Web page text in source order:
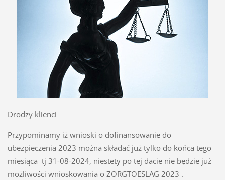
Drodzy klienci
Przypominamy iż wnioski o dofinansowanie do
ubezpieczenia 2023 można składać już tylko do końca tego
miesiąca tj 31-08-2024, niestety po tej dacie nie będzie już
możliwości wnioskowania o ZORGTOESLAG 2023 .